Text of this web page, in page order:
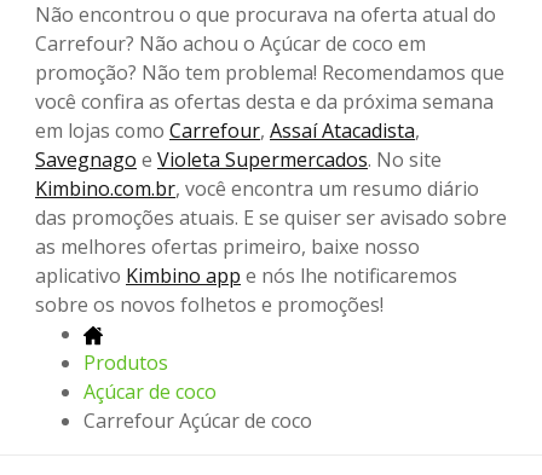
Não encontrou o que procurava na oferta atual do
Carrefour? Não achou o Açúcar de coco em
promoção? Não tem problema! Recomendamos que
você confira as ofertas desta e da próxima semana
em lojas como Carrefour, Assaí Atacadista,
Savegnago e Violeta Supermercados. No site
Kimbino.com.br, você encontra um resumo diário
das promoções atuais. E se quiser ser avisado sobre
as melhores ofertas primeiro, baixe nosso
aplicativo Kimbino app e nós lhe notificaremos
sobre os novos folhetos e promoções!
Produtos
Açúcar de coco
Carrefour Açúcar de coco